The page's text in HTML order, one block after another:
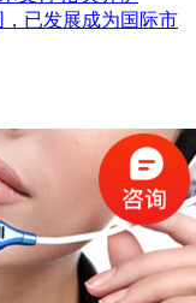
已发展成为国际市